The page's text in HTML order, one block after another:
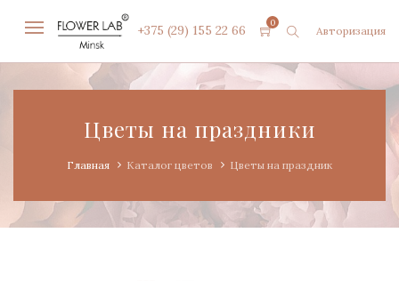
+375 (29) 155 22 66 0
Авторизация
Цветы на праздники
Главная Каталог цветов Цветы на праздник